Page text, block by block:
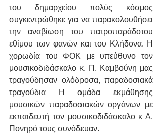
του δημαρχείου πολύς κόσμος
συγκεντρώθηκε για να παρακολουθήσει
την αναβίωση του πατροπαράδοτου
εθίμου των φανών και του Κλήδονα. Η
χορωδία του ΦΟΚ με υπεύθυνο τον
μουσικοδιδάσκαλο κ. Π. Καμβούνη μας
τραγούδησαν ολόδροσα, παραδοσιακά
τραγούδια Η ομάδα εκμάθησης
μουσικών παραδοσιακών οργάνων με
εκπαιδευτή τον μουσικοδιδάσκαλο κ Α.
Πονηρό τους συνόδευαν.